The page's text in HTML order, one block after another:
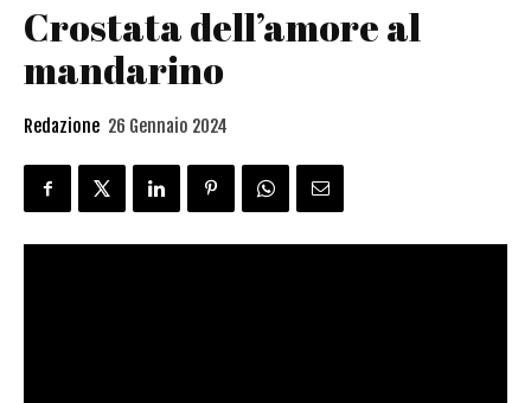
Crostata dell’amore al
mandarino
Redazione 26 Gennaio 2024